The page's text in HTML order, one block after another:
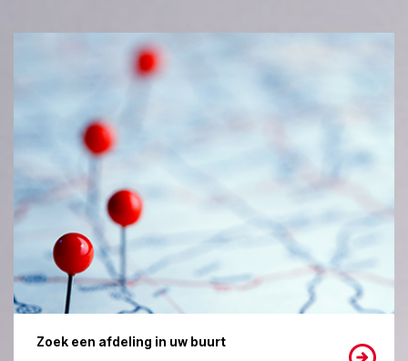
Zoek een afdeling in uw buurt